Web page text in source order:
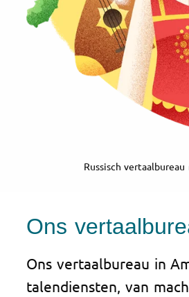
Russisch
Ons
Ons vertaalbureau in
talendiensten, van